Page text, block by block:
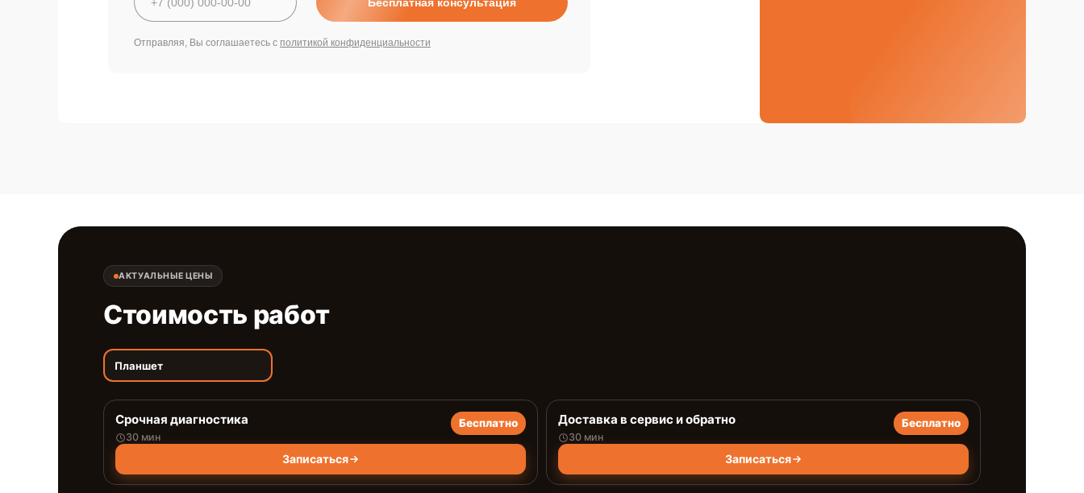
Отправляя, Вы соглашаетесь с политикой конфиденциальности
АКТУАЛЬНЫЕ ЦЕНЫ
Стоимость работ
Планшет
Срочная диагностика
30 мин
Бесплатно
Записаться
Доставка в сервис и обратно
30 мин
Бесплатно
Записаться